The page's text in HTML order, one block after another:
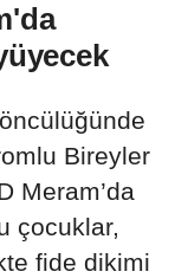
Bireyler
Meram’da
çocuklar,
fide dikimi